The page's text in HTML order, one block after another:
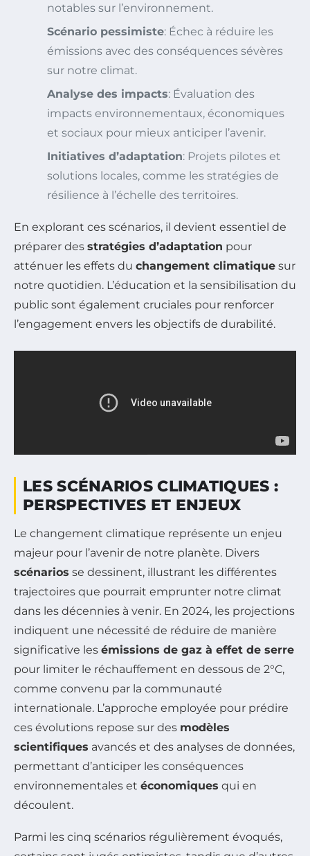
notables sur l’environnement.
Scénario pessimiste: Échec à réduire les
émissions avec des conséquences sévères
sur notre climat.
Analyse des impacts: Évaluation des
impacts environnementaux, économiques
et sociaux pour mieux anticiper l’avenir.
Initiatives d’adaptation: Projets pilotes et
solutions locales, comme les stratégies de
résilience à l’échelle des territoires.
En explorant ces scénarios, il devient essentiel de
préparer des stratégies d’adaptation pour
atténuer les effets du changement climatique sur
notre quotidien. L’éducation et la sensibilisation du
public sont également cruciales pour renforcer
l’engagement envers les objectifs de durabilité.
LES SCÉNARIOS CLIMATIQUES :
PERSPECTIVES ET ENJEUX
Le changement climatique représente un enjeu
majeur pour l’avenir de notre planète. Divers
scénarios se dessinent, illustrant les différentes
trajectoires que pourrait emprunter notre climat
dans les décennies à venir. En 2024, les projections
indiquent une nécessité de réduire de manière
significative les émissions de gaz à effet de serre
pour limiter le réchauffement en dessous de 2°C,
comme convenu par la communauté
internationale. L’approche employée pour prédire
ces évolutions repose sur des modèles
scientifiques avancés et des analyses de données,
permettant d’anticiper les conséquences
environnementales et économiques qui en
découlent.
Parmi les cinq scénarios régulièrement évoqués,